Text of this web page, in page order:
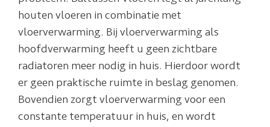
houten vloeren in combinatie met
vloerverwarming. Bij vloerverwarming als
hoofdverwarming heeft u geen zichtbare
radiatoren meer nodig in huis. Hierdoor wordt
er geen praktische ruimte in beslag genomen.
Bovendien zorgt vloerverwarming voor een
constante temperatuur in huis, en wordt